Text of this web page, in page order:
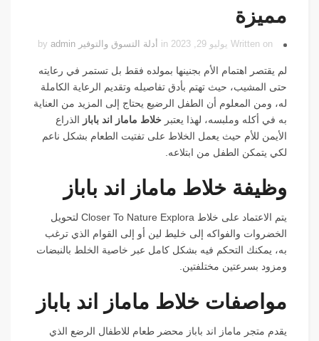
مميزة
Written on يوليو 29, 2023 in أدلة التسوق والتوفير admin
لم يقتصر اهتمام الأم بجنينها بمولده فقط بل تستمر في رعايته
حتى المشيب، حيث تهتم بأدق تفاصيله وتقديم الرعاية الكاملة
له، ومن المعلوم أن الطفل الرضيع يحتاج إلى المزيد من العناية
به في أكله وملبسه، لهذا يعتبر خلاط ماماز اند باباز الذراع
الأيمن للأم حيث يعمل الخلاط على تفتيت الطعام بشكل ناعم
لكي يتمكن الطفل من ابتلاعه.
وظيفة خلاط ماماز اند باباز
يتم الاعتماد على خلاط Closer To Nature Explora لتحويل
الخضروات والفواكه إلى خليط لين أو إلى القوام الذي ترغب
به، يمكنك التحكم فيه بشكل كامل عبر خاصية الخلط بالنبضات
ومزود بسرعتين مختلفتين.
مواصفات خلاط ماماز اند باباز
يقدم متجر ماماز اند باباز محضر طعام للاطفال الرضع الذي